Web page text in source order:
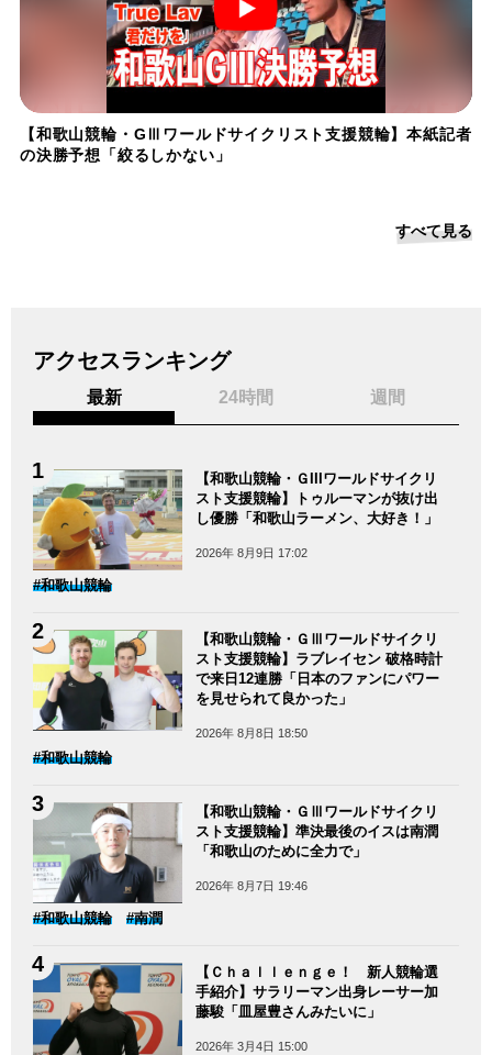
【和歌山競輪・GⅢワールドサイクリスト支援競輪】本紙記者
の決勝予想「絞るしかない」
すべて見る
アクセスランキング
最新 24時間 週間
【和歌山競輪・ＧIIIワールドサイクリ
スト支援競輪】トゥルーマンが抜け出
し優勝「和歌山ラーメン、大好き！」
2026年 8月9日 17:02
#和歌山競輪
【和歌山競輪・ＧⅢワールドサイクリ
スト支援競輪】ラブレイセン 破格時計
で来日12連勝「日本のファンにパワー
を見せられて良かった」
2026年 8月8日 18:50
#和歌山競輪
【和歌山競輪・ＧⅢワールドサイクリ
スト支援競輪】準決最後のイスは南潤
「和歌山のために全力で」
2026年 8月7日 19:46
#和歌山競輪 #南潤
【Ｃｈａｌｌｅｎｇｅ！ 新人競輪選
手紹介】サラリーマン出身レーサー加
藤駿「皿屋豊さんみたいに」
2026年 3月4日 15:00